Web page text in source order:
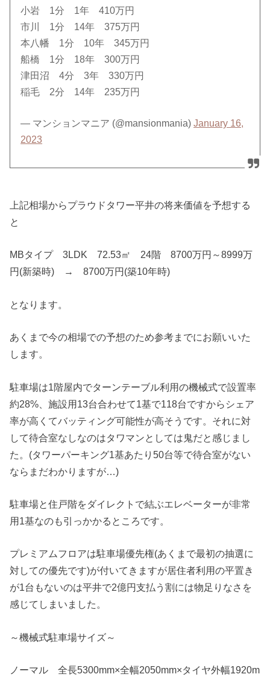
小岩 1分 1年 410万円
市川 1分 14年 375万円
本八幡 1分 10年 345万円
船橋 1分 18年 300万円
津田沼 4分 3年 330万円
稲毛 2分 14年 235万円
— マンションマニア (@mansionmania)January 16,
2023
上記相場からプラウドタワー平井の将来価値を予想する
と
MBタイプ 3LDK 72.53㎡ 24階 8700万円～8999万
円(新築時) → 8700万円(築10年時)
となります。
あくまで今の相場での予想のため参考までにお願いいた
します。
駐車場は1階屋内でターンテーブル利用の機械式で設置率
約28%、施設用13台合わせて1基で118台ですからシェア
率が高くてバッティング可能性が高そうです。それに対
して待合室なしなのはタワマンとしては鬼だと感じまし
た。(タワーパーキング1基あたり50台等で待合室がない
ならまだわかりますが…)
駐車場と住戸階をダイレクトで結ぶエレベーターが非常
用1基なのも引っかかるところです。
プレミアムフロアは駐車場優先権(あくまで最初の抽選に
対しての優先です)が付いてきますが居住者利用の平置き
が1台もないのは平井で2億円支払う割には物足りなさを
感じてしまいました。
～機械式駐車場サイズ～
ノーマル 全長5300mm×全幅2050mm×タイヤ外幅1920m